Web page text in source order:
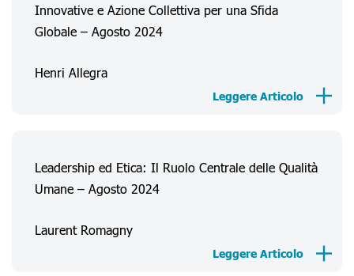
Innovative e Azione Collettiva per una Sfida
Globale – Agosto 2024
Henri Allegra
Leggere Articolo
Leadership ed Etica: Il Ruolo Centrale delle Qualità
Umane – Agosto 2024
Laurent Romagny
Leggere Articolo